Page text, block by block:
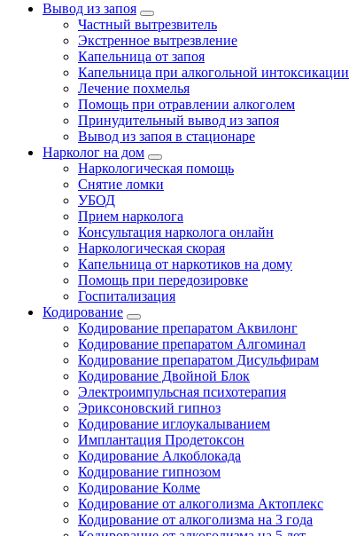
Вывод из запоя
Частный вытрезвитель
Экстренное вытрезвление
Капельница от запоя
Капельница при алкогольной интоксикации
Лечение похмелья
Помощь при отравлении алкоголем
Принудительный вывод из запоя
Вывод из запоя в стационаре
Нарколог на дом
Наркологическая помощь
Снятие ломки
УБОД
Прием нарколога
Консультация нарколога онлайн
Наркологическая скорая
Капельница от наркотиков на дому
Помощь при передозировке
Госпитализация
Кодирование
Кодирование препаратом Аквилонг
Кодирование препаратом Алгоминал
Кодирование препаратом Дисульфирам
Кодирование Двойной Блок
Электроимпульсная психотерапия
Эриксоновский гипноз
Кодирование иглоукалыванием
Имплантация Продетоксон
Кодирование Алкоблокада
Кодирование гипнозом
Кодирование Колме
Кодирование от алкоголизма Актоплекс
Кодирование от алкоголизма на 3 года